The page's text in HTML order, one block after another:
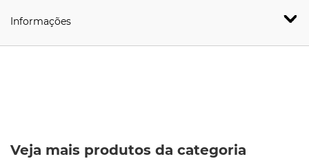
Informações
Veja mais produtos da categoria